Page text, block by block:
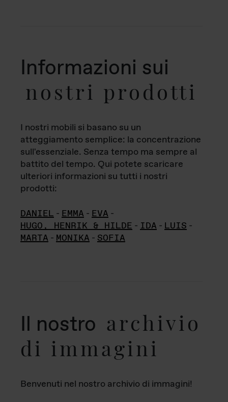
Informazioni sui
nostri prodotti
I nostri mobili si basano su un
atteggiamento semplice: la concentrazione
sull'essenziale. Senza tempo ma sempre al
battito del tempo. Qui potete scaricare
ulteriori informazioni su tutti i nostri
prodotti:
DANIEL - EMMA - EVA -
HUGO, HENRIK & HILDE - IDA - LUIS -
MARTA - MONIKA - SOFIA
Il nostro archivio
di immagini
Benvenuti nel nostro archivio di immagini!